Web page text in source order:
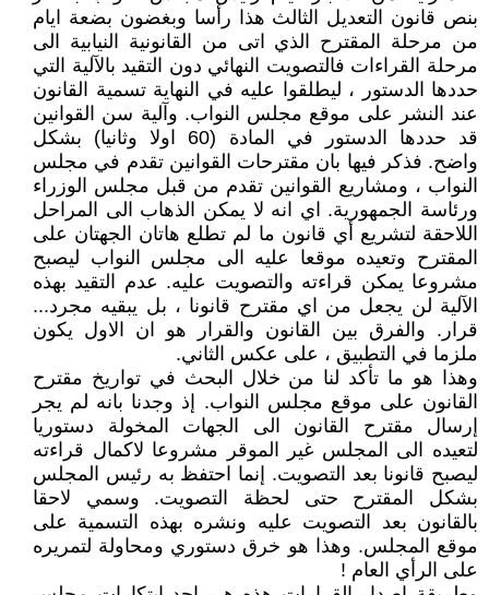
بنص قانون التعديل الثالث هذا رأسا وبغضون بضعة ايام
من مرحلة المقترح الذي اتى من القانونية النيابية الى
مرحلة القراءات فالتصويت النهائي دون التقيد بالآلية التي
حددها الدستور ، ليطلقوا عليه في النهاية تسمية القانون
عند النشر على موقع مجلس النواب. وآلية سن القوانين
قد حددها الدستور في المادة (60 اولا وثانيا) بشكل
واضح. فذكر فيها بان مقترحات القوانين تقدم في مجلس
النواب ، ومشاريع القوانين تقدم من قبل مجلس الوزراء
ورئاسة الجمهورية. اي انه لا يمكن الذهاب الى المراحل
اللاحقة لتشريع أي قانون ما لم تطلع هاتان الجهتان على
المقترح وتعيده موقعا عليه الى مجلس النواب ليصبح
مشروعا يمكن قراءته والتصويت عليه. عدم التقيد بهذه
الآلية لن يجعل من اي مقترح قانونا ، بل يبقيه مجرد...
قرار. والفرق بين القانون والقرار هو ان الاول يكون
ملزما في التطبيق ، على عكس الثاني.
وهذا هو ما تأكد لنا من خلال البحث في تواريخ مقترح
القانون على موقع مجلس النواب. إذ وجدنا بانه لم يجر
إرسال مقترح القانون الى الجهات المخولة دستوريا
لتعيده الى المجلس غير الموقر مشروعا لاكمال قراءته
ليصبح قانونا بعد التصويت. إنما احتفظ به رئيس المجلس
بشكل المقترح حتى لحظة التصويت. وسمي لاحقا
بالقانون بعد التصويت عليه ونشره بهذه التسمية على
موقع المجلس. وهذا هو خرق دستوري ومحاولة لتمريره
على الرأي العام !